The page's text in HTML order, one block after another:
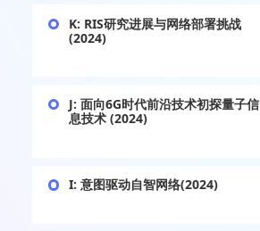
K: RIS研究进展与网络部署挑战
(2024)
J: 面向6G时代前沿技术初探量子信
息技术 (2024)
I: 意图驱动自智网络(2024)